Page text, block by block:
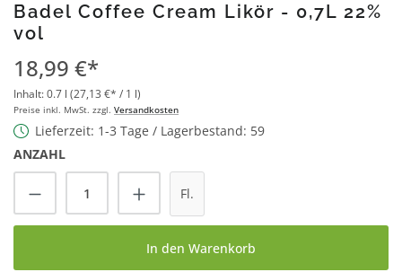
Badel Coffee Cream Likör - 0,7L 22%
vol
18,99 €*
Inhalt:0.7 l (27,13 €* / 1 l)
Preise inkl. MwSt. zzgl. Versandkosten
Lieferzeit: 1-3 Tage / Lagerbestand: 59
ANZAHL
Produkt Anzahl: Gib den gewünschten
Fl.
In den Warenkorb